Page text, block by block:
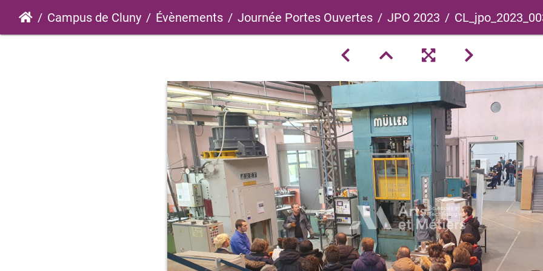
Campus de Cluny Évènements Journée Portes Ouvertes JPO 2023